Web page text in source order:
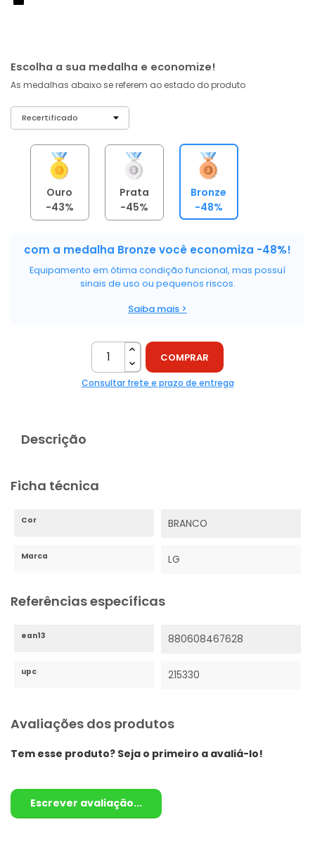
Escolha a sua medalha e economize!
As medalhas abaixo se referem ao estado do produto
Ouro
-43%
Prata
-45%
Bronze
-48%
com a medalha Bronze você economiza -48%!
Equipamento em ótima condição funcional, mas possuí
sinais de uso ou pequenos riscos.
Saiba mais >
COMPRAR
Consultar frete e prazo de entrega
Descrição
Ficha técnica
Cor BRANCO
Marca LG
Referências específicas
ean13 880608467628
upc 215330
Avaliações dos produtos
Tem esse produto? Seja o primeiro a avaliá-lo!
Escrever avaliação...